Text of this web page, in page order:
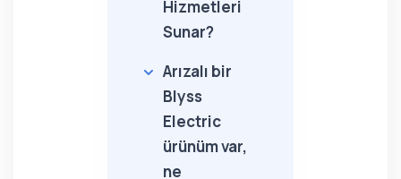
Hizmetleri
Sunar?
Arızalı bir
Blyss
Electric
ürünüm var,
ne